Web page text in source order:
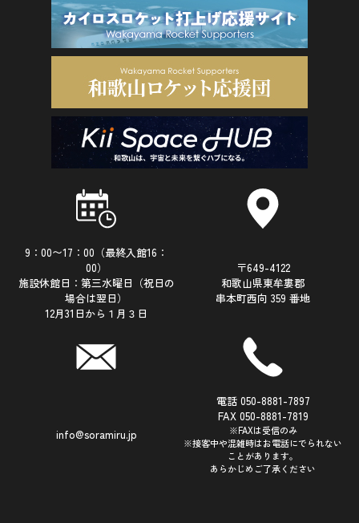
9：00〜17：00（最終入館16：
00）
施設休館日：第三水曜日（祝日の
場合は翌日）
12月31日から１月３日
〒649-4122
和歌山県東牟婁郡
串本町西向 359 番地
info@soramiru.jp
電話 050-8881-7897
FAX 050-8881-7819
※FAXは受信のみ
※接客中や混雑時はお電話にでられない
ことがあります。
あらかじめご了承ください